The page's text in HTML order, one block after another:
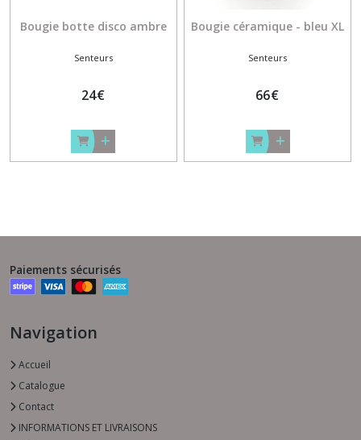
Bougie botte disco ambre
Senteurs
24€
Bougie céramique - bleu XL
Senteurs
66€
Paiements sécurisés
Navigation
Accueil
Catalogue
Contact
INFORMATIONS ET LIVRAISONS